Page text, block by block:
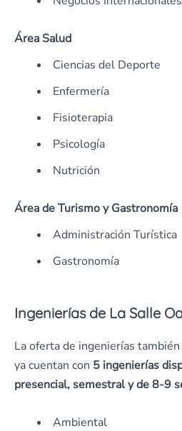
Área Salud
Ciencias del Deporte
Enfermería
Fisioterapia
Psicología
Nutrición
Área de Turismo y Gastronomía
Administración Turística
Gastronomía
Ingenierías de La Salle
La oferta de ingenierías
ya cuentan con 5 ingenierías
presencial, semestral y de 8-9
Ambiental